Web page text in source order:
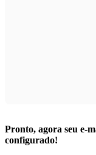
Pronto, agora seu e-
configurado!